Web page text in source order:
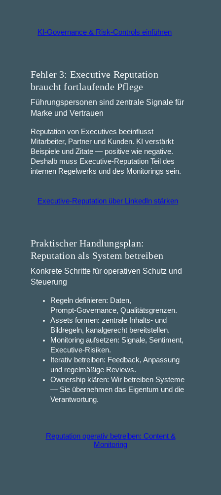
KI‑Governance & Risk‑Controls einführen
Fehler 3: Executive Reputation
braucht fortlaufende Pflege
Führungspersonen sind zentrale Signale für
Marke und Vertrauen
Reputation von Executives beeinflusst
Mitarbeiter, Partner und Kunden. KI verstärkt
Beispiele und Zitate — positive wie negative.
Deshalb muss Executive‑Reputation Teil des
internen Regelwerks und des Monitorings sein.
Executive‑Reputation über LinkedIn stärken
Praktischer Handlungsplan:
Reputation als System betreiben
Konkrete Schritte für operativen Schutz und
Steuerung
Regeln definieren: Daten,
Prompt‑Governance, Qualitätsgrenzen.
Assets formen: zentrale Inhalts‑ und
Bildregeln, kanalgerecht bereitstellen.
Monitoring aufsetzen: Signale, Sentiment,
Executive‑Risiken.
Iterativ betreiben: Feedback, Anpassung
und regelmäßige Reviews.
Ownership klären: Wir betreiben Systeme
— Sie übernehmen das Eigentum und die
Verantwortung.
Reputation operativ betreiben: Content &
Monitoring